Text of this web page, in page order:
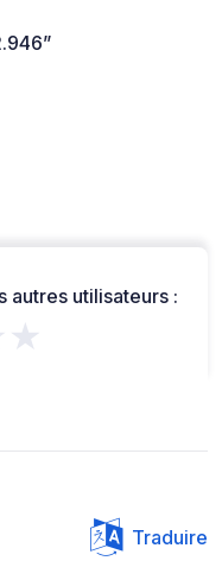
autres utilisateurs :
Traduire